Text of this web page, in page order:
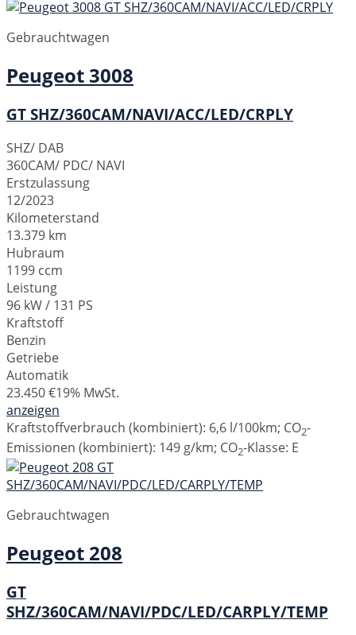
Gebrauchtwagen
Peugeot 3008
GT SHZ/360CAM/NAVI/ACC/LED/CRPLY
SHZ/ DAB
360CAM/ PDC/ NAVI
Erstzulassung
12/2023
Kilometerstand
13.379 km
Hubraum
1199 ccm
Leistung
96 kW / 131 PS
Kraftstoff
Benzin
Getriebe
Automatik
23.450 €19% MwSt.
anzeigen
Kraftstoffverbrauch (kombiniert): 6,6 l/100km; CO2-
Emissionen (kombiniert): 149 g/km; CO2-Klasse: E
Gebrauchtwagen
Peugeot 208
GT
SHZ/360CAM/NAVI/PDC/LED/CARPLY/TEMP